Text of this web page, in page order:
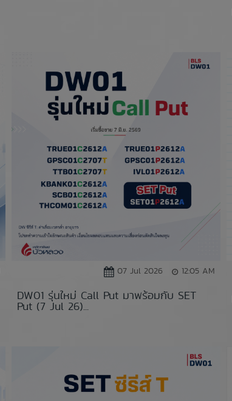
07 Jul 2026 12:05 AM
DW01 รุ่นใหม่ Call Put มาพร้อมกับ SET
Put (7 Jul 26)...